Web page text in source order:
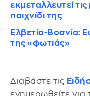
εκμεταλλευτεί
παιχνίδι της
Ελβετία-Βοσνία:
της «φωτιάς»
Διαβάστε τις